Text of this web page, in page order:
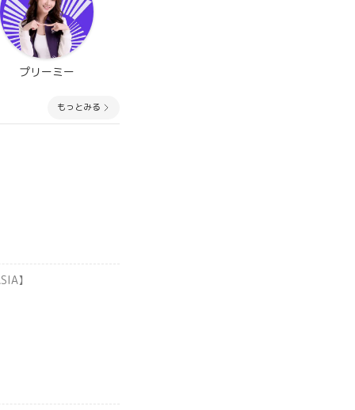
プリーミー
もっとみる
】